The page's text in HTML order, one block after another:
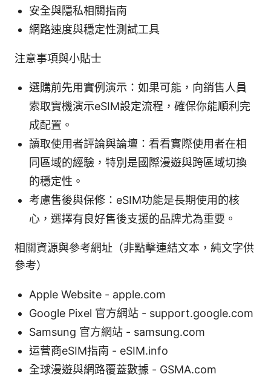
安全與隱私相關指南
網路速度與穩定性測試工具
注意事項與小貼士
選購前先用實例演示：如果可能，向銷售人員
索取實機演示eSIM設定流程，確保你能順利完
成配置。
讀取使用者評論與論壇：看看實際使用者在相
同區域的經驗，特別是國際漫遊與跨區域切換
的穩定性。
考慮售後與保修：eSIM功能是長期使用的核
心，選擇有良好售後支援的品牌尤為重要。
相關資源與參考網址（非點擊連結文本，純文字供
參考）
Apple Website - apple.com
Google Pixel 官方網站 - support.google.com
Samsung 官方網站 - samsung.com
运营商eSIM指南 - eSIM.info
全球漫遊與網路覆蓋數據 - GSMA.com